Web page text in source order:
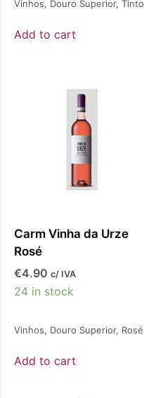
Vinhos, Douro Superior, Tinto
Add to cart
Carm Vinha da Urze
Rosé
€4.90 c/ IVA
24 in stock
Vinhos, Douro Superior, Rosé
Add to cart